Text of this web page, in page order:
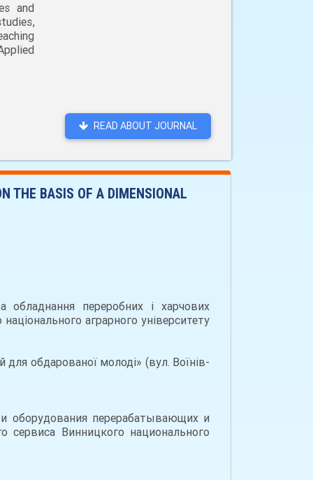
and
READ ABOUT JOURNAL
THE BASIS OF A DIMENSIONAL
переробних і харчових
аграрного університету
обдарованої молоді» (вул. Воїнів-
оборудования перерабатывающих и
Винницкого национального